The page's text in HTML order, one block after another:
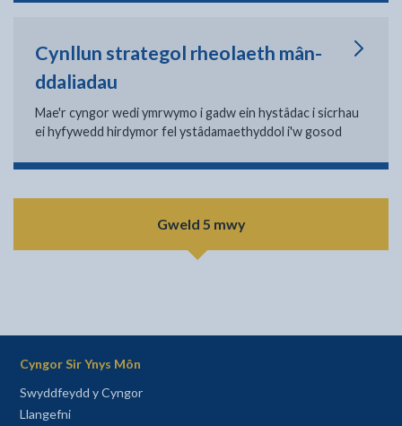
Cynllun strategol rheolaeth mân-
ddaliadau
Mae'r cyngor wedi ymrwymo i gadw ein hystâdac i sicrhau
ei hyfywedd hirdymor fel ystâdamaethyddol i'w gosod
Gweld 5 mwy
Cyngor Sir Ynys Môn
Swyddfeydd y Cyngor
Llangefni